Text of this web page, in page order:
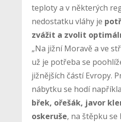
teploty a v některých
nedostatku vláhy je
zvážit a zvolit
„Na jižní Moravě a ve
už je potřeba se
jižnějších částí Evropy.
nábytku se hodí
břek, ořešák, javor
oskeruše, na štěpku